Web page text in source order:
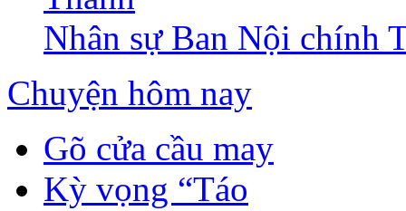
Nhân sự Ban Nội chính
Chuyện hôm nay
Gõ cửa cầu may
Kỳ vọng “Táo